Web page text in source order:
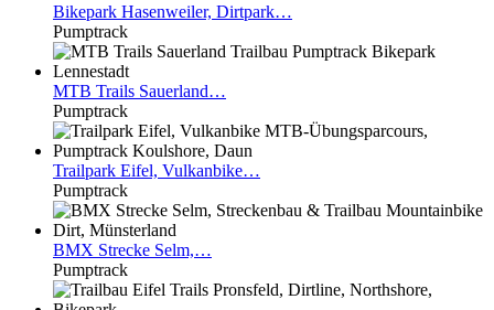
Bikepark Hasenweiler, Dirtpark…
Pumptrack
MTB Trails Sauerland…
Pumptrack
Trailpark Eifel, Vulkanbike…
Pumptrack
BMX Strecke Selm,…
Pumptrack